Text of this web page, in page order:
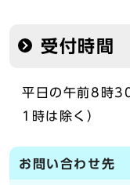
受付時間
平日の午前8時
1時は除く）
お問い合わせ先